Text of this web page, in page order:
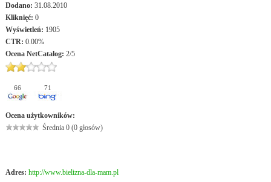
Dodano: 31.08.2010
Kliknięć: 0
Wyświetleń: 1905
CTR: 0.00%
Ocena NetCatalog: 2/5
66 71
Ocena użytkowników:
Średnia 0 (0 głosów)
Adres: http://www.bielizna-dla-mam.pl